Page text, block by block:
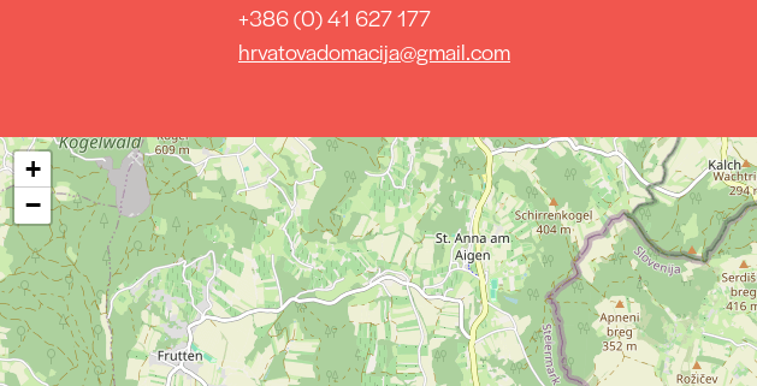
+386 (0) 41 627 177
hrvatovadomacija@gmail.com
+
−